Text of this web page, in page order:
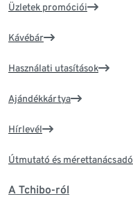
Üzletek promóciói
Kávébár
Használati utasítások
Ajándékkártya
Hírlevél
Útmutató és mérettanácsadó
A Tchibo-ról